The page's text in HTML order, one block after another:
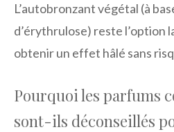
L’autobronzant végétal (à
d’érythrulose) reste l’option
obtenir un effet hâlé sans
Pourquoi les parfums
sont-ils déconseillés